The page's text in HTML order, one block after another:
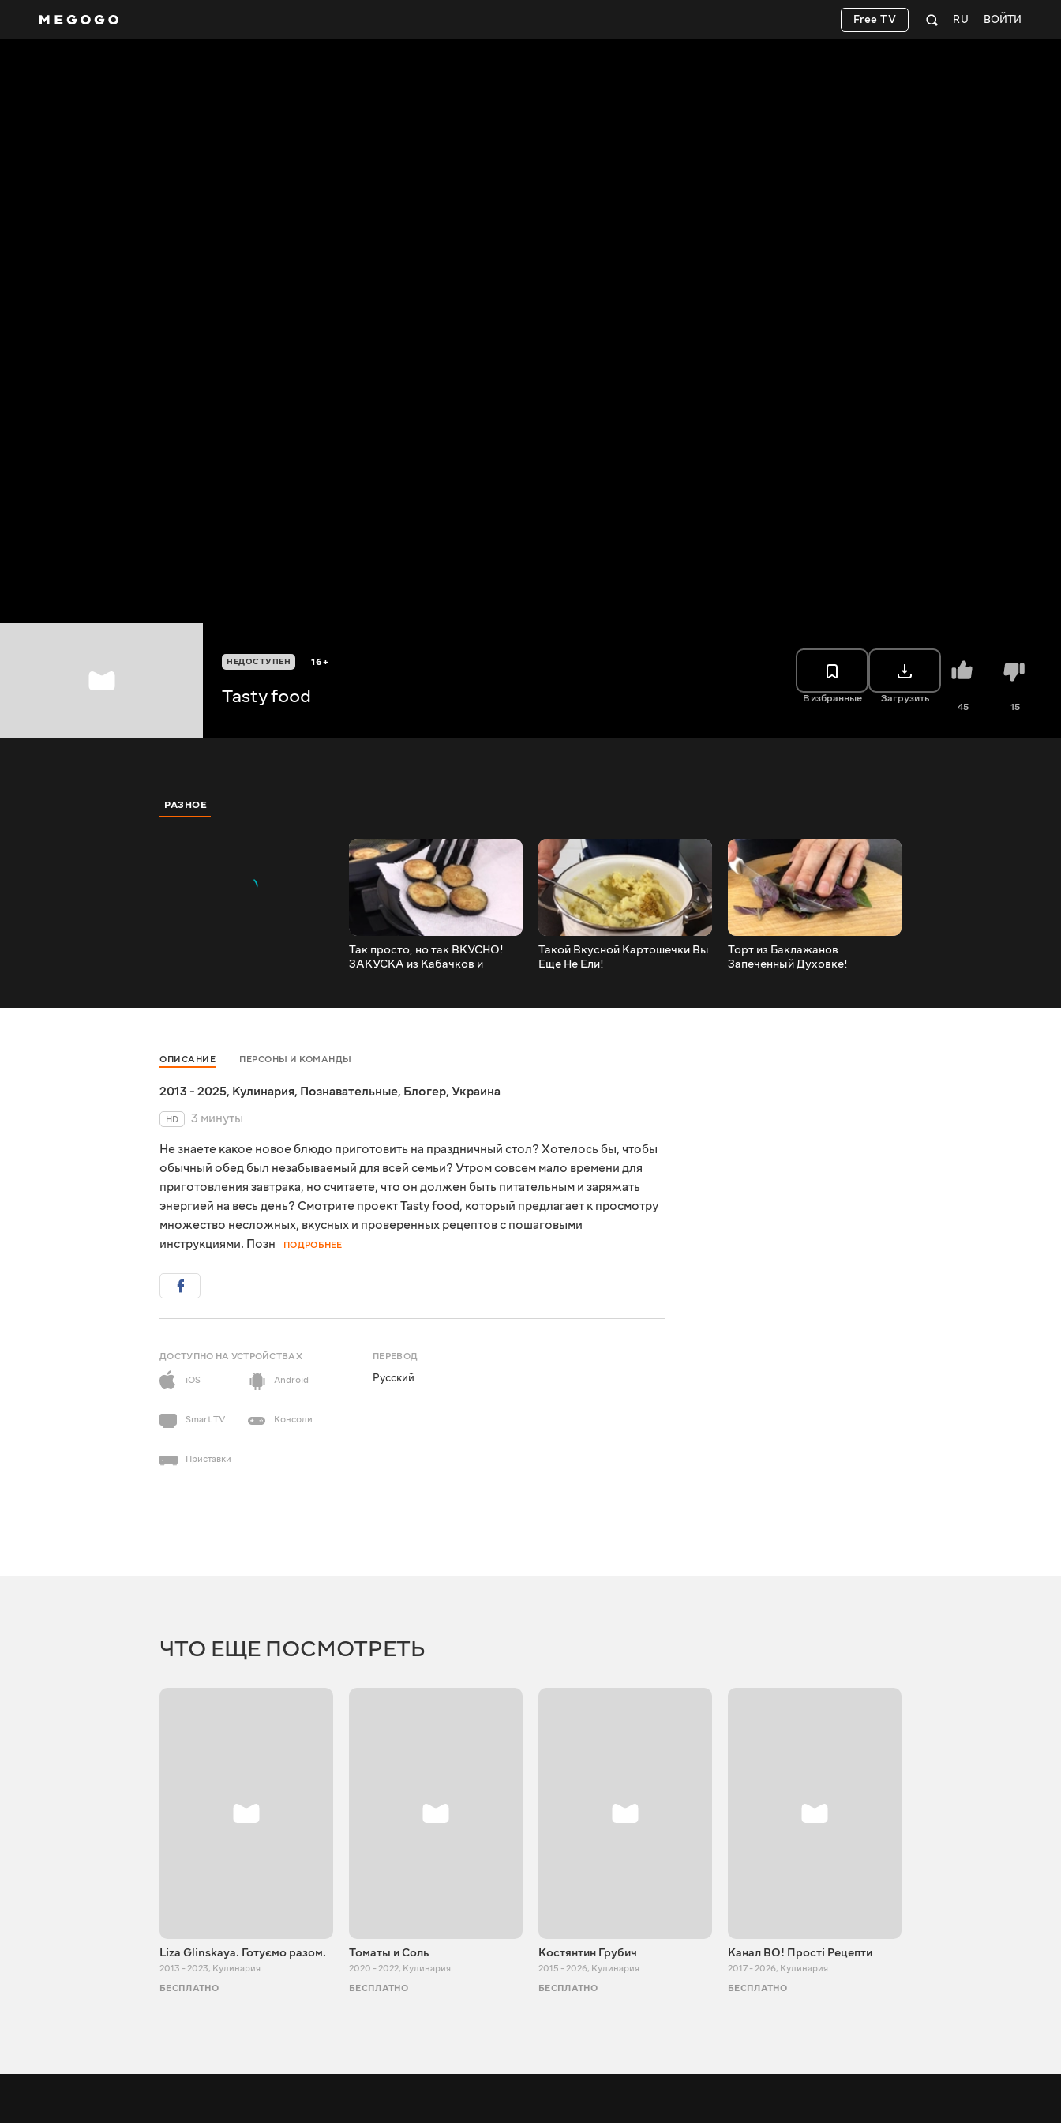
ВОЙТИ
RU
Free TV
НЕДОСТУПЕН 16+
Tasty food В избранные Загрузить
45 15
РАЗНОЕ
Так просто, но так ВКУСНО!
ЗАКУСКА из Кабачков и
Такой Вкусной Картошечки Вы
Еще Не Ели!
Торт из Баклажанов
Запеченный Духовке!
ОПИСАНИЕ ПЕРСОНЫ И КОМАНДЫ
2013 - 2025, Кулинария, Познавательные, Блогер, Украина
HD
3 минуты
Не знаете какое новое блюдо приготовить на праздничный стол? Хотелось бы, чтобы
обычный обед был незабываемый для всей семьи? Утром совсем мало времени для
приготовления завтрака, но считаете, что он должен быть питательным и заряжать
энергией на весь день? Смотрите проект Tasty food, который предлагает к просмотру
множество несложных, вкусных и проверенных рецептов с пошаговыми
инструкциями. Позн
ПОДРОБНЕЕ
ДОСТУПНО НА УСТРОЙСТВАХ
iOS
Android
Smart TV Консоли
Приставки
ПЕРЕВОД
Русский
ЧТО ЕЩЕ ПОСМОТРЕТЬ
Liza Glinskaya. Готуємо разом.
2013 - 2023, Кулинария
БЕСПЛАТНО
Томаты и Соль
2020 - 2022, Кулинария
БЕСПЛАТНО
Костянтин Грубич
2015 - 2026, Кулинария
БЕСПЛАТНО
Канал ВО! Прості Рецепти
2017 - 2026, Кулинария
БЕСПЛАТНО